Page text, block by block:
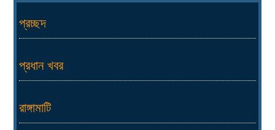
প্রচ্ছদ
প্রধান খবর
রাঙ্গামাটি